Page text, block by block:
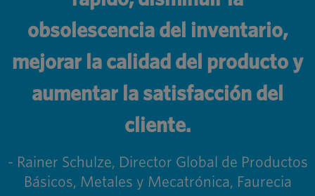
obsolescencia del inventario,
mejorar la calidad del producto y
aumentar la satisfacción del
cliente.
- Rainer Schulze, Director Global de Productos
Básicos, Metales y Mecatrónica, Faurecia